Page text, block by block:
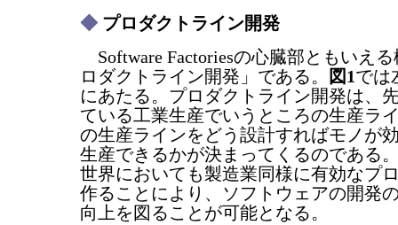
◆ プロダクトライン開発
Software Factoriesの心臓部ともいえ
ロダクトライン開発」である。
図1では
にあたる。プロダクトライン開発は、
ている工業生産でいうところの生産ラ
の生産ラインをどう設計すればモノが
生産できるかが決まってくるのである
世界においても製造業同様に有効なプ
作ることにより、ソフトウェアの開発
向上を図ることが可能となる。